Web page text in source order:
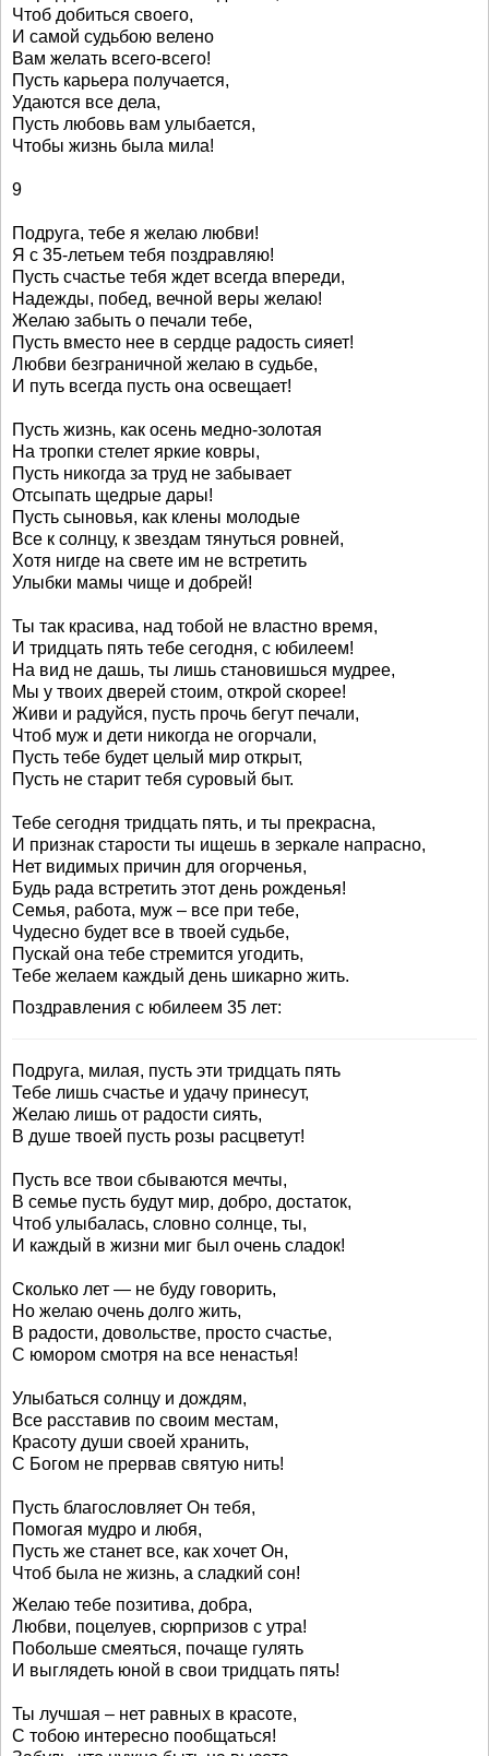
Чтоб добиться своего,
И самой судьбою велено
Вам желать всего-всего!
Пусть карьера получается,
Удаются все дела,
Пусть любовь вам улыбается,
Чтобы жизнь была мила!
9
Подруга, тебе я желаю любви!
Я с 35-летьем тебя поздравляю!
Пусть счастье тебя ждет всегда впереди,
Надежды, побед, вечной веры желаю!
Желаю забыть о печали тебе,
Пусть вместо нее в сердце радость сияет!
Любви безграничной желаю в судьбе,
И путь всегда пусть она освещает!
Пусть жизнь, как осень медно-золотая
На тропки стелет яркие ковры,
Пусть никогда за труд не забывает
Отсыпать щедрые дары!
Пусть сыновья, как клены молодые
Все к солнцу, к звездам тянуться ровней,
Хотя нигде на свете им не встретить
Улыбки мамы чище и добрей!
Ты так красива, над тобой не властно время,
И тридцать пять тебе сегодня, с юбилеем!
На вид не дашь, ты лишь становишься мудрее,
Мы у твоих дверей стоим, открой скорее!
Живи и радуйся, пусть прочь бегут печали,
Чтоб муж и дети никогда не огорчали,
Пусть тебе будет целый мир открыт,
Пусть не старит тебя суровый быт.
Тебе сегодня тридцать пять, и ты прекрасна,
И признак старости ты ищешь в зеркале напрасно,
Нет видимых причин для огорченья,
Будь рада встретить этот день рожденья!
Семья, работа, муж – все при тебе,
Чудесно будет все в твоей судьбе,
Пускай она тебе стремится угодить,
Тебе желаем каждый день шикарно жить.
Поздравления с юбилеем 35 лет:
Подруга, милая, пусть эти тридцать пять
Тебе лишь счастье и удачу принесут,
Желаю лишь от радости сиять,
В душе твоей пусть розы расцветут!
Пусть все твои сбываются мечты,
В семье пусть будут мир, добро, достаток,
Чтоб улыбалась, словно солнце, ты,
И каждый в жизни миг был очень сладок!
Сколько лет — не буду говорить,
Но желаю очень долго жить,
В радости, довольстве, просто счастье,
С юмором смотря на все ненастья!
Улыбаться солнцу и дождям,
Все расставив по своим местам,
Красоту души своей хранить,
С Богом не прервав святую нить!
Пусть благословляет Он тебя,
Помогая мудро и любя,
Пусть же станет все, как хочет Он,
Чтоб была не жизнь, а сладкий сон!
Желаю тебе позитива, добра,
Любви, поцелуев, сюрпризов с утра!
Побольше смеяться, почаще гулять
И выглядеть юной в свои тридцать пять!
Ты лучшая – нет равных в красоте,
С тобою интересно пообщаться!